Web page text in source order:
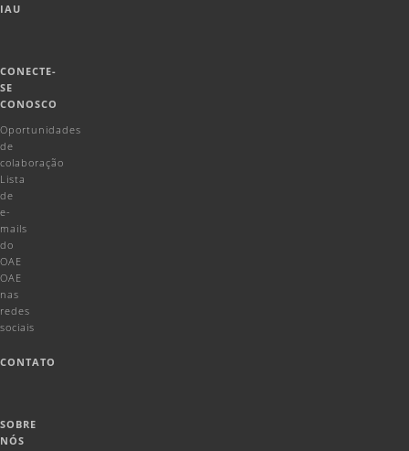
IAU
CONECTE-
SE
CONOSCO
Oportunidades
de
colaboração
Lista
de
e-
mails
do
OAE
OAE
nas
redes
sociais
CONTATO
SOBRE
NÓS